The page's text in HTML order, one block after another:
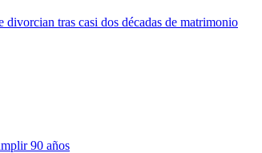
tras casi dos décadas de matrimonio
90 años